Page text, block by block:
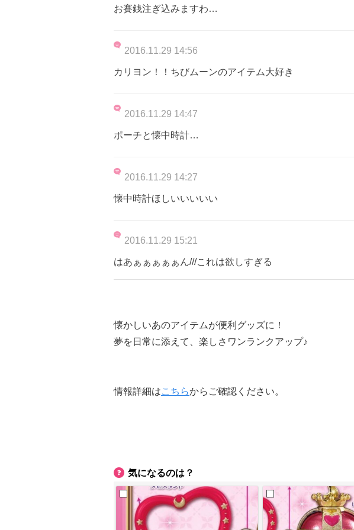
お賽銭注ぎ込みますわ…
2016.11.29 14:56
カリヨン！！ちびムーンのアイテム大好き
2016.11.29 14:47
ポーチと懐中時計…
2016.11.29 14:27
懐中時計ほしいいいいい
2016.11.29 15:21
はあぁぁぁぁぁん///これは欲しすぎる
懐かしいあのアイテムが便利グッズに！
夢を日常に添えて、楽しさワンランクアップ♪
情報詳細はこちらからご確認ください。
気になるのは？